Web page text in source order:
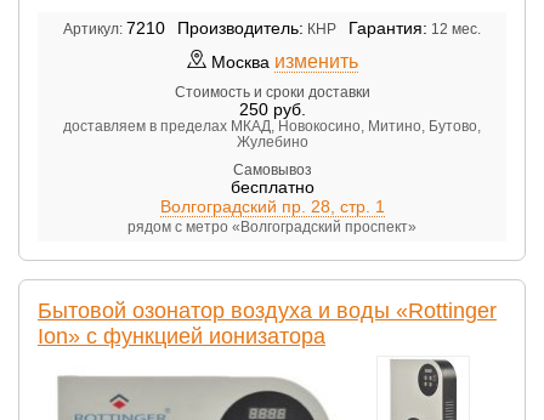
Артикул: 7210 Производитель: КНР Гарантия: 12 мес.
Москва изменить
Стоимость и сроки доставки
250руб.
доставляем в пределах МКАД, Новокосино, Митино, Бутово,
Жулебино
Самовывоз
бесплатно
Волгоградский пр. 28, стр. 1
рядом с метро «Волгоградский проспект»
Бытовой озонатор воздуха и воды «Rottinger
Ion» с функцией ионизатора